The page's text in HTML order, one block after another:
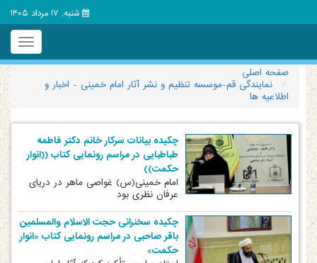
شنبه, 17 مرداد 1405
Toggle
صفحه اصلی
نمایندگی قم-موسسه تنظیم و نشر آثار امام خمینی - اخبار و
اطلاعیه ها
چکیده بیانات سرکار خانم دکتر فاطمه
طباطبایی در مراسم رونمایی کتاب ((انوار
حکمت))
امام خمینی(س) غواصی ماهر در دریای
عرفان نظری بود
چکیده سخنرانی حجت الاسلام والمسلمین
باقر صاحبی در مراسم رونمایی کتاب «انوار
حکمت»